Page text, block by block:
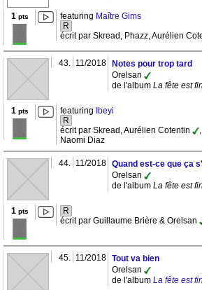
1 pts featuring Maître Gims
R
écrit par Skread, Phazz, Aurélien
43. 11/2018
Notes pour trop tard
Orelsan
de l'album La fête est
1 pts featuring Ibeyi
R
écrit par Skread, Aurélien Cotentin
Naomi Diaz
44. 11/2018
Quand est-ce que ça
Orelsan
de l'album La fête est
1 pts
R
écrit par Guillaume Brière & Orelsan
45. 11/2018
Tout va bien
Orelsan
de l'album La fête est